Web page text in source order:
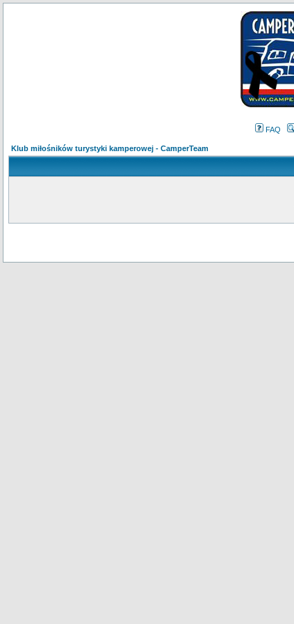
FAQ
Klub miłośników turystyki kamperowej - CamperTeam